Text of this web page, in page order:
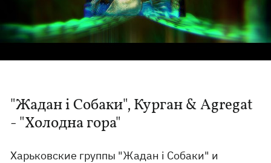
"Жадан і Собаки", Курган & Agregat
- "Холодна гора"
Харьковские группы "Жадан і Собаки" и